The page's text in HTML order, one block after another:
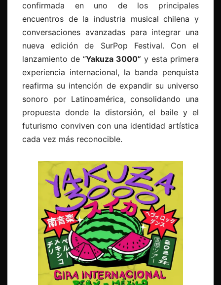
confirmada en uno de los principales
encuentros de la industria musical chilena y
conversaciones avanzadas para integrar una
nueva edición de SurPop Festival. Con el
lanzamiento de “Yakuza 3000” y esta primera
experiencia internacional, la banda penquista
reafirma su intención de expandir su universo
sonoro por Latinoamérica, consolidando una
propuesta donde la distorsión, el baile y el
futurismo conviven con una identidad artística
cada vez más reconocible.